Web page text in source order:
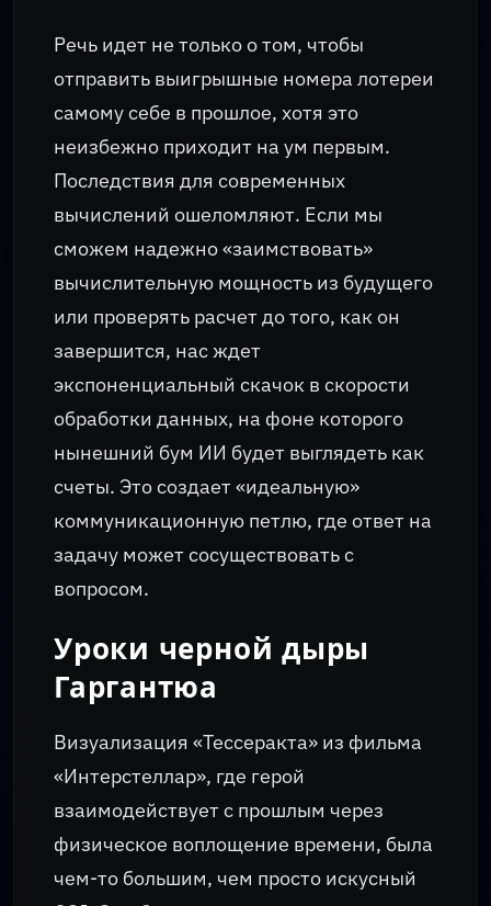
Речь идет не только о том, чтобы
отправить выигрышные номера лотереи
самому себе в прошлое, хотя это
неизбежно приходит на ум первым.
Последствия для современных
вычислений ошеломляют. Если мы
сможем надежно «заимствовать»
вычислительную мощность из будущего
или проверять расчет до того, как он
завершится, нас ждет
экспоненциальный скачок в скорости
обработки данных, на фоне которого
нынешний бум ИИ будет выглядеть как
счеты. Это создает «идеальную»
коммуникационную петлю, где ответ на
задачу может сосуществовать с
вопросом.
Уроки черной дыры
Гаргантюа
Визуализация «Тессеракта» из фильма
«Интерстеллар», где герой
взаимодействует с прошлым через
физическое воплощение времени, была
чем-то большим, чем просто искусный